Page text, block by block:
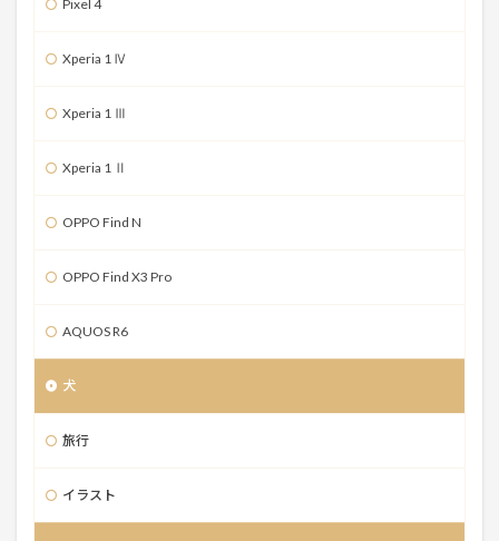
Pixel 4
Xperia 1 Ⅳ
Xperia 1 Ⅲ
Xperia 1 Ⅱ
OPPO Find N
OPPO Find X3 Pro
AQUOS R6
犬
旅行
イラスト